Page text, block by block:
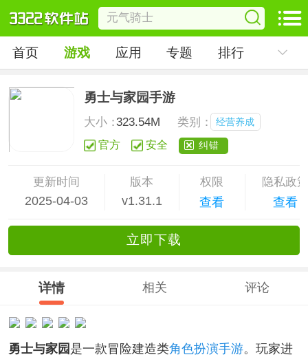
首页 游戏 应用 专题 排行
勇士与家园手游
大小：323.54M 类别： 经营养成
官方 安全 纠错
更新时间
2025-04-03
版本
v1.31.1
权限
查看
隐私政
查看
立即下载
详情 相关 评论
勇士与家园 是一款冒险建造类角色扮演手游。玩家进